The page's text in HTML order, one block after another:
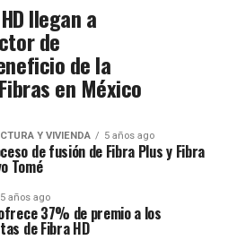
llegan a
de
de la
en México
Y VIVIENDA 5 años ago
de fusión de Fibra Plus y Fibra
Tomé
5 años ago
37% de premio a los
de Fibra HD